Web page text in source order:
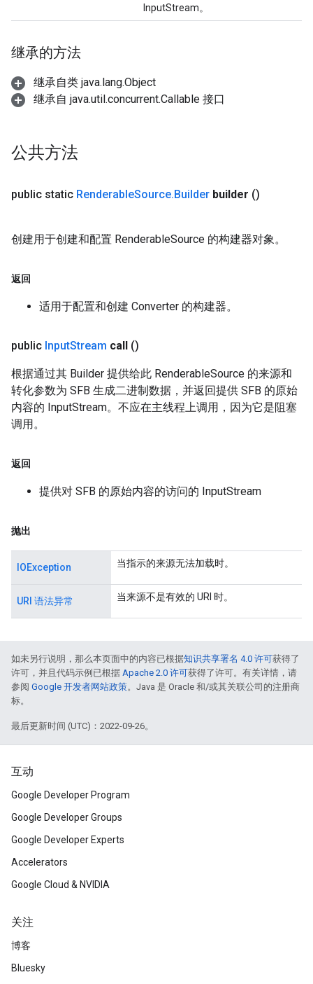
InputStream。
继承的方法
继承自类 java.lang.Object
继承自 java.util.concurrent.Callable 接口
公共方法
public static RenderableSource.Builder builder ()
创建用于创建和配置 RenderableSource 的构建器对象。
返回
适用于配置和创建 Converter 的构建器。
public InputStream call ()
根据通过其 Builder 提供给此 RenderableSource 的来源和
转化参数为 SFB 生成二进制数据，并返回提供 SFB 的原始
内容的 InputStream。不应在主线程上调用，因为它是阻塞
调用。
返回
提供对 SFB 的原始内容的访问的 InputStream
抛出
IOException 当指示的来源无法加载时。
URI 语法异常 当来源不是有效的 URI 时。
如未另行说明，那么本页面中的内容已根据知识共享署名 4.0 许可获得了
许可，并且代码示例已根据 Apache 2.0 许可获得了许可。有关详情，请
参阅 Google 开发者网站政策。Java 是 Oracle 和/或其关联公司的注册商
标。
最后更新时间 (UTC)：2022-09-26。
互动
Google Developer Program
Google Developer Groups
Google Developer Experts
Accelerators
Google Cloud & NVIDIA
关注
博客
Bluesky